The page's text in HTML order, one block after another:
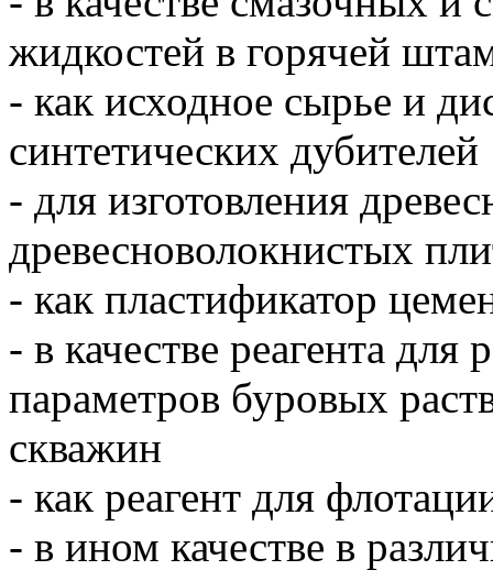
жидкостей в горячей
- как исходное сырье и
синтетических дубителей
- для изготовления
древесноволокнистых
- как пластификатор
- в качестве реагента
параметров буровых
скважин
- как реагент для
- в ином качестве в